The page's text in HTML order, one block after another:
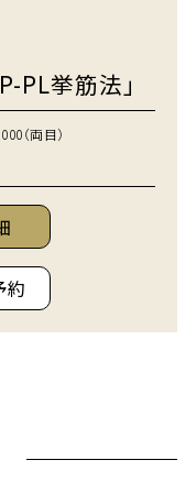
PL挙筋法」
（両目）
約